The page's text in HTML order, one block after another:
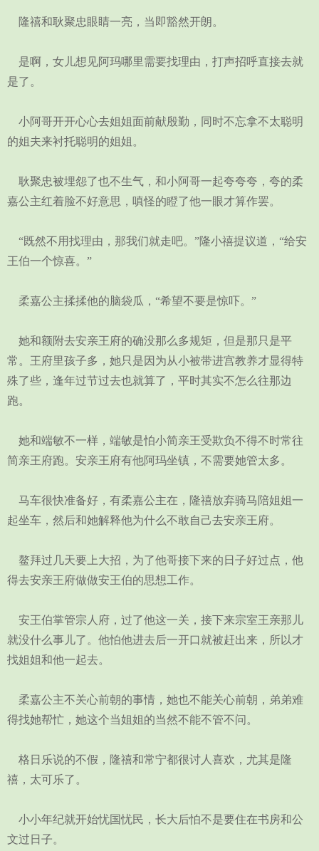
隆禧和耿聚忠眼睛一亮，当即豁然开朗。
是啊，女儿想见阿玛哪里需要找理由，打声招呼直接去就
是了。
小阿哥开开心心去姐姐面前献殷勤，同时不忘拿不太聪明
的姐夫来衬托聪明的姐姐。
耿聚忠被埋怨了也不生气，和小阿哥一起夸夸夸，夸的柔
嘉公主红着脸不好意思，嗔怪的瞪了他一眼才算作罢。
“既然不用找理由，那我们就走吧。”隆小禧提议道，“给安
王伯一个惊喜。”
柔嘉公主揉揉他的脑袋瓜，“希望不要是惊吓。”
她和额附去安亲王府的确没那么多规矩，但是那只是平
常。王府里孩子多，她只是因为从小被带进宫教养才显得特
殊了些，逢年过节过去也就算了，平时其实不怎么往那边
跑。
她和端敏不一样，端敏是怕小简亲王受欺负不得不时常往
简亲王府跑。安亲王府有他阿玛坐镇，不需要她管太多。
马车很快准备好，有柔嘉公主在，隆禧放弃骑马陪姐姐一
起坐车，然后和她解释他为什么不敢自己去安亲王府。
鳌拜过几天要上大招，为了他哥接下来的日子好过点，他
得去安亲王府做做安王伯的思想工作。
安王伯掌管宗人府，过了他这一关，接下来宗室王亲那儿
就没什么事儿了。他怕他进去后一开口就被赶出来，所以才
找姐姐和他一起去。
柔嘉公主不关心前朝的事情，她也不能关心前朝，弟弟难
得找她帮忙，她这个当姐姐的当然不能不管不问。
格日乐说的不假，隆禧和常宁都很讨人喜欢，尤其是隆
禧，太可乐了。
小小年纪就开始忧国忧民，长大后怕不是要住在书房和公
文过日子。